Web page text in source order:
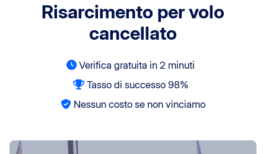
Risarcimento per volo
cancellato
Verifica gratuita in 2 minuti
Tasso di successo 98%
Nessun costo se non vinciamo